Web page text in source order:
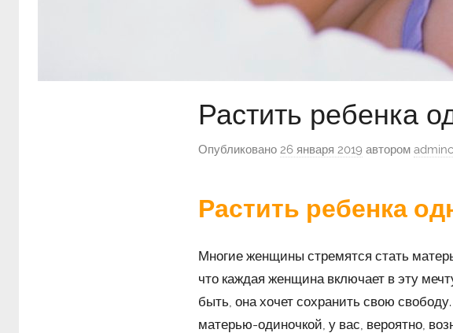
Растить ребенка
Опубликовано 26 января 2019 автором
Растить ребенка
Многие женщины стремятся стать
что каждая женщина включает в эту
быть, она хочет сохранить свою
матерью-одиночкой, у вас, вероятно,